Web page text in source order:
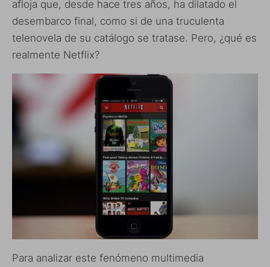
afloja que, desde hace tres años, ha dilatado el
desembarco final, como si de una truculenta
telenovela de su catálogo se tratase. Pero, ¿qué es
realmente Netflix?
Para analizar este fenómeno multimedia